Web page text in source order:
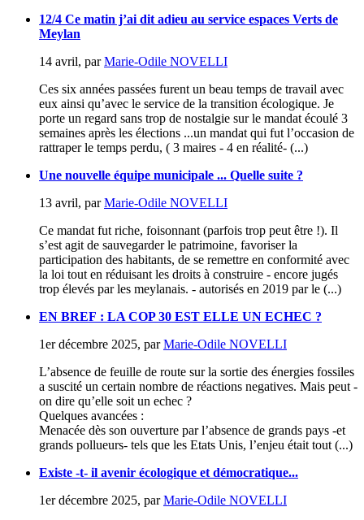
12/4 Ce matin j’ai dit adieu au service espaces Verts de
Meylan
14 avril, parMarie-Odile NOVELLI
Ces six années passées furent un beau temps de travail avec
eux ainsi qu’avec le service de la transition écologique. Je
porte un regard sans trop de nostalgie sur le mandat écoulé 3
semaines après les élections ...un mandat qui fut l’occasion de
rattraper le temps perdu, ( 3 maires - 4 en réalité- (...)
Une nouvelle équipe municipale ... Quelle suite ?
13 avril, parMarie-Odile NOVELLI
Ce mandat fut riche, foisonnant (parfois trop peut être !). Il
s’est agit de sauvegarder le patrimoine, favoriser la
participation des habitants, de se remettre en conformité avec
la loi tout en réduisant les droits à construire - encore jugés
trop élevés par les meylanais. - autorisés en 2019 par le (...)
EN BREF : LA COP 30 EST ELLE UN ECHEC ?
1er décembre 2025, parMarie-Odile NOVELLI
L’absence de feuille de route sur la sortie des énergies fossiles
a suscité un certain nombre de réactions negatives. Mais peut -
on dire qu’elle soit un echec ?
Quelques avancées :
Menacée dès son ouverture par l’absence de grands pays -et
grands pollueurs- tels que les Etats Unis, l’enjeu était tout (...)
Existe -t- il avenir écologique et démocratique...
1er décembre 2025, parMarie-Odile NOVELLI